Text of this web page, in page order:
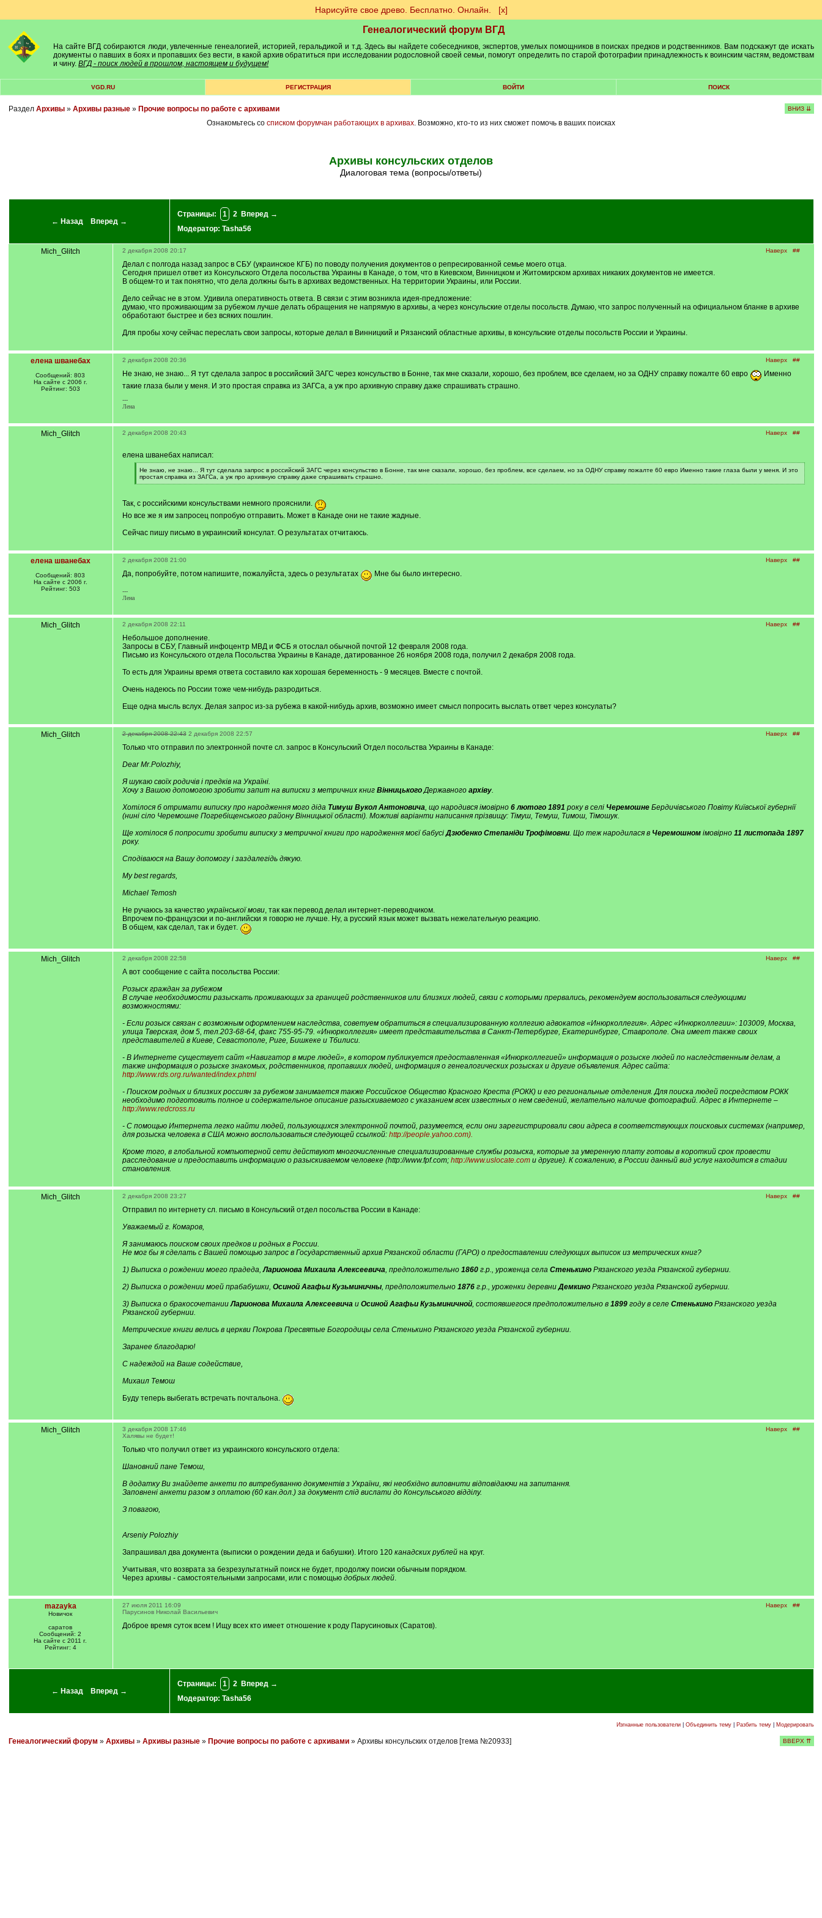
Нарисуйте свое древо. Бесплатно. Онлайн. [х]
Генеалогический форум ВГД
На сайте ВГД собираются люди, увлеченные генеалогией, историей, геральдикой и т.д. Здесь вы найдете собеседников, экспертов, умелых помощников в поисках предков и родственников. Вам подскажут где искать
документы о павших в боях и пропавших без вести, в какой архив обратиться при исследовании родословной своей семьи, помогут определить по старой фотографии принадлежность к воинским частям, ведомствам
и чину. ВГД - поиск людей в прошлом, настоящем и будущем!
VGD.RU РЕГИСТРАЦИЯ ВОЙТИ ПОИСК
Раздел Архивы» Архивы разные» Прочие вопросы по работе с архивами ВНИЗ ⇊
Ознакомьтесь со списком форумчан работающих в архивах. Возможно, кто-то из них сможет помочь в ваших поисках
Архивы консульских отделов
Диалоговая тема (вопросы/ответы)
← Назад Вперед →
Страницы: 1 2
Вперед →
Модератор: Tasha56
Mich_Glitch Наверх ##
2 декабря 2008 20:17
Делал с полгода назад запрос в СБУ (украинское КГБ) по поводу получения документов о репресированной семье моего отца.
Сегодня пришел ответ из Консульского Отдела посольства Украины в Канаде, о том, что в Киевском, Винницком и Житомирском архивах никаких документов не имеется.
В общем-то и так понятно, что дела должны быть в архивах ведомственных. На территории Украины, или России.
Дело сейчас не в этом. Удивила оперативность ответа. В связи с этим возникла идея-предложение:
думаю, что проживающим за рубежом лучше делать обращения не напрямую в архивы, а через консульские отделы посольств. Думаю, что запрос полученный на официальном бланке в архиве
обработают быстрее и без всяких пошлин.
Для пробы хочу сейчас переслать свои запросы, которые делал в Винницкий и Рязанский областные архивы, в консульские отделы посольств России и Украины.
елена шванебах
Сообщений: 803
На сайте с 2006 г.
Рейтинг: 503
Наверх ##
2 декабря 2008 20:36
Не знаю, не знаю... Я тут сделала запрос в российский ЗАГС через консульство в Бонне, так мне сказали, хорошо, без проблем, все сделаем, но за ОДНУ справку пожалте 60 евро
Именно
такие глаза были у меня. И это простая справка из ЗАГСа, а уж про архивную справку даже спрашивать страшно.
---
Лена
Mich_Glitch Наверх ##
2 декабря 2008 20:43
елена шванебах написал:
[
q
]
Не знаю, не знаю... Я тут сделала запрос в российский ЗАГС через консульство в Бонне, так мне сказали, хорошо, без проблем, все сделаем, но за ОДНУ справку пожалте 60 евро Именно такие глаза были у меня. И это
простая справка из ЗАГСа, а уж про архивную справку даже спрашивать страшно.
[
]
Так, с российскими консульствами немного прояснили.
Но все же я им запросец попробую отправить. Может в Канаде они не такие жадные.
Сейчас пишу письмо в украинский консулат. О результатах отчитаюсь.
елена шванебах
Сообщений: 803
На сайте с 2006 г.
Рейтинг: 503
Наверх ##
2 декабря 2008 21:00
Да, попробуйте, потом напишите, пожалуйста, здесь о результатах Мне бы было интересно.
---
Лена
Mich_Glitch Наверх ##
2 декабря 2008 22:11
Небольшое дополнение.
Запросы в СБУ, Главный инфоцентр МВД и ФСБ я отослал обычной почтой 12 февраля 2008 года.
Письмо из Консульского отдела Посольства Украины в Канаде, датированное 26 ноября 2008 года, получил 2 декабря 2008 года.
То есть для Украины время ответа составило как хорошая беременность - 9 месяцев. Вместе с почтой.
Очень надеюсь по России тоже чем-нибудь разродиться.
Еще одна мысль вслух. Делая запрос из-за рубежа в какой-нибудь архив, возможно имеет смысл попросить выслать ответ через консулаты?
Mich_Glitch Наверх ##
2 декабря 2008 22:43 2 декабря 2008 22:57
Только что отправил по электронной почте сл. запрос в Консульский Отдел посольства Украины в Канаде:
Dear Mr.Polozhiy,
Я шукаю своїх родичів і предків на Україні.
Хочу з Вашою допомогою зробити запит на виписки з метричних книг ВінницькогоДержавного архіву.
Хотілося б отримати виписку про народження мого діда Тимуш Вукол Антоновича, що народився імовірно 6 лютого 1891 року в селі ЧеремошнеБердичівського Повіту Київської губернії
(нині сіло Черемошне Погребіщенського району Вінницької області). Можливі варіанти написання прізвищу: Тімуш, Темуш, Тимош, Тімошук.
Ще хотілося б попросити зробити виписку з метричної книги про народження моєї бабусіДзюбенко Степаніди Трофімовни. Що теж народилася в Черемошномімовірно 11 листопада 1897
року.
Сподіваюся на Вашу допомогу і заздалегідь дякую.
My best regards,
Michael Temosh
Не ручаюсь за качество української мови, так как перевод делал интернет-переводчиком.
Впрочем по-французски и по-английски я говорю не лучше. Ну, а русский язык может вызвать нежелательную реакцию.
В общем, как сделал, так и будет.
Mich_Glitch Наверх ##
2 декабря 2008 22:58
А вот сообщение с сайта посольства России:
Розыск граждан за рубежом
В случае необходимости разыскать проживающих за границей родственников или близких людей, связи с которыми прервались, рекомендуем воспользоваться следующими
возможностями:
- Если розыск связан с возможным оформлением наследства, советуем обратиться в специализированную коллегию адвокатов «Инюрколлегия». Адрес «Инюрколлегии»: 103009, Москва,
улица Тверская, дом 5, тел.203-68-64, факс 755-95-79. «Инюрколлегия» имеет представительства в Санкт-Петербурге, Екатеринбурге, Ставрополе. Она имеет также своих
представителей в Киеве, Севастополе, Риге, Бишкеке и Тбилиси.
- В Интернете существует сайт «Навигатор в мире людей», в котором публикуется предоставленная «Инюрколлегией» информация о розыске людей по наследственным делам, а
также информация о розыске знакомых, родственников, пропавших людей, информация о генеалогических розысках и другие объявления. Адрес сайта:
http://www.rds.org.ru/wanted/index.phtml
- Поиском родных и близких россиян за рубежом занимается также Российское Общество Красного Креста (РОКК) и его региональные отделения. Для поиска людей посредством РОКК
необходимо подготовить полное и содержательное описание разыскиваемого с указанием всех известных о нем сведений, желательно наличие фотографий. Адрес в Интернете –
http://www.redcross.ru
- С помощью Интернета легко найти людей, пользующихся электронной почтой, разумеется, если они зарегистрировали свои адреса в соответствующих поисковых системах (например,
для розыска человека в США можно воспользоваться следующей ссылкой: http://people.yahoo.com).
Кроме того, в глобальной компьютерной сети действуют многочисленные специализированные службы розыска, которые за умеренную плату готовы в короткий срок провести
расследование и предоставить информацию о разыскиваемом человеке (http://www.fpf.com; http://www.uslocate.comи другие). К сожалению, в России данный вид услуг находится в стадии
становления.
Mich_Glitch Наверх ##
2 декабря 2008 23:27
Отправил по интернету сл. письмо в Консульский отдел посольства России в Канаде:
Уважаемый г. Комаров,
Я занимаюсь поиском своих предков и родных в России.
Не мог бы я сделать с Вашей помощью запрос в Государственный архив Рязанской области (ГАРО) о предоставлении следующих выписок из метрических книг?
1) Выписка о рождении моего прадеда,Ларионова Михаила Алексеевича, предположительно 1860г.р., уроженца села СтенькиноРязанского уезда Рязанской губернии.
2) Выписка о рождении моей прабабушки, Осиной Агафьи Кузьминичны, предположительно 1876г.р., уроженки деревниДемкиноРязанского уезда Рязанской губернии.
3) Выписка о бракосочетанииЛарионова Михаила Алексеевича и Осиной Агафьи Кузьминичной, состоявшегося предположительно в 1899году в селе СтенькиноРязанского уезда
Рязанской губернии.
Метрические книги велись в церкви Покрова Пресвятые Богородицы села Стенькино Рязанского уезда Рязанской губернии.
Заранее благодарю!
С надеждой на Ваше содействие,
Михаил Темош
Буду теперь выбегать встречать почтальона.
Mich_Glitch Наверх ##
3 декабря 2008 17:46
Халявы не будет!
Только что получил ответ из украинского консульского отдела:
Шановний пане Темош,
В додатку Ви знайдете анкети по витребуванню документів з України, які необхідно виповнити відповідаючи на запитання.
Заповнені анкети разом з оплатою (60 кан.дол.) за документ слід вислати до Консульського відділу.
З повагою,
Arseniy Polozhiy
Запрашивал два документа (выписки о рождении деда и бабушки). Итого 120 канадских рублей на круг.
Учитывая, что возврата за безрезультатный поиск не будет, продолжу поиски обычным порядком.
Через архивы - самостоятельными запросами, или с помощью добрых людей.
mazayka
Новичок
саратов
Сообщений: 2
На сайте с 2011 г.
Рейтинг: 4
Наверх ##
27 июля 2011 16:09
Парусинов Николай Васильевич
Доброе время суток всем ! Ищу всех кто имеет отношение к роду Парусиновых (Саратов).
← Назад Вперед →
Страницы: 1 2
Вперед →
Модератор: Tasha56
Изгнанные пользователи| Объединить тему| Разбить тему| Модерировать
Генеалогический форум » Архивы» Архивы разные» Прочие вопросы по работе с архивами» Архивы консульских отделов [тема №20933] ВВЕРХ ⇈